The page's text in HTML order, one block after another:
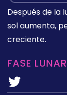
Después de la
sol aumenta,
creciente.
FASE